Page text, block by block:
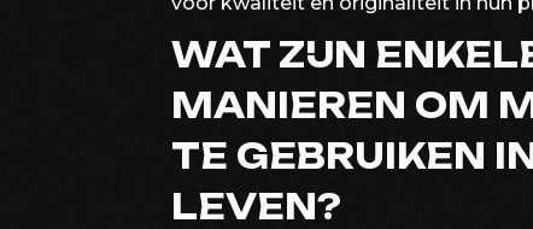
WAT ZIJN
MANIEREN OM
TE GEBRUIKEN
LEVEN?